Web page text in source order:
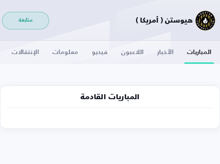
هيوستن ( أمريكا ) متابعة
المباريات الأخبار اللاعبون فيديو معلومات الإنتقالات
المباريات القادمة